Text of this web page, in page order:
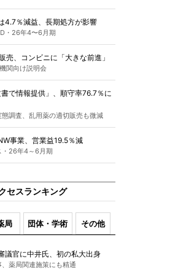
4.7％減益、長期処方が影響
・26年4〜6月期
売、コンビニに「大きな前進」
関向け説明会
で情報提供」、順守率76.7％に
態調査、乱用薬の適切販売も微減
事業、営業益19.5％減
・26年4～6月期
セスランキング
局 団体・学術 その他
議官に中井氏、初の私大出身
、薬局関連施策にも精通